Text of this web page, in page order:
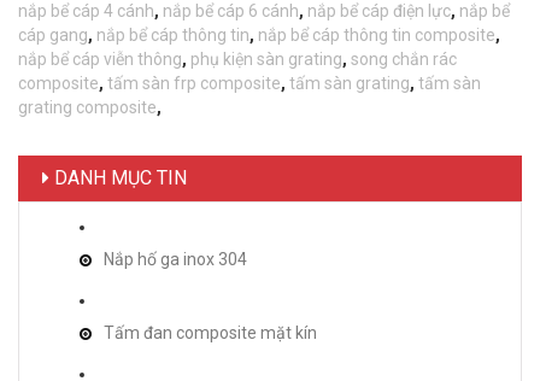
nắp bể cáp 4 cánh, nắp bể cáp 6 cánh, nắp bể cáp điện lực, nắp bể
cáp gang, nắp bể cáp thông tin, nắp bể cáp thông tin composite,
nắp bể cáp viễn thông, phụ kiện sàn grating, song chắn rác
composite, tấm sàn frp composite, tấm sàn grating, tấm sàn
grating composite,
DANH MỤC TIN
Nắp hố ga inox 304
Tấm đan composite mặt kín